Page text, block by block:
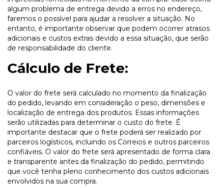
algum problema de entrega devido a erros no endereço,
faremos o possível para ajudar a resolver a situação. No
entanto, é importante observar que podem ocorrer atrasos
adicionais e custos extras devido a essa situação, que serão
de responsabilidade do cliente.
Cálculo de Frete:
O valor do frete será calculado no momento da finalização
do pedido, levando em consideração o peso, dimensões e
localização de entrega dos produtos. Essas informações
serão utilizadas para determinar o custo do frete. É
importante destacar que o frete poderá ser realizado por
parceiros logísticos, incluindo os Correios e outros parceiros
confiáveis. O valor do frete será apresentado de forma clara
e transparente antes da finalização do pedido, permitindo
que você tenha pleno conhecimento dos custos adicionais
envolvidos na sua compra.